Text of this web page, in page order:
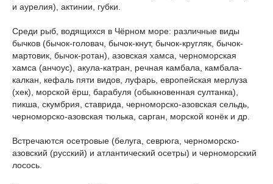
и аурелия), актинии, губки.
Среди рыб, водящихся в Чёрном море: различные виды
бычков (бычок-головач, бычок-кнут, бычок-кругляк, бычок-
мартовик, бычок-ротан), азовская хамса, черноморская
хамса (анчоус), акула-катран, речная камбала, камбала-
калкан, кефаль пяти видов, луфарь, европейская мерлуза
(хек), морской ёрш, барабуля (обыкновенная султанка),
пикша, скумбрия, ставрида, черноморско-азовская сельдь,
черноморско-азовская тюлька, сарган, морской конёк и др.
Встречаются осетровые (белуга, севрюга, черноморско-
азовский (русский) и атлантический осетры) и черноморский
лосось.